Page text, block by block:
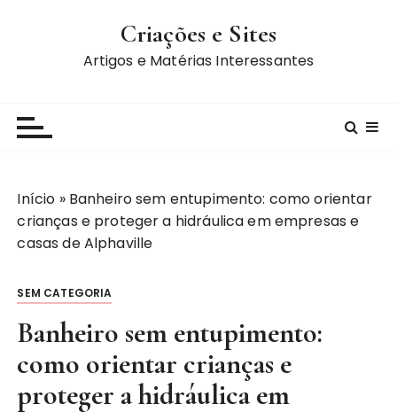
Criações e Sites
Artigos e Matérias Interessantes
Início » Banheiro sem entupimento: como orientar
crianças e proteger a hidráulica em empresas e
casas de Alphaville
SEM CATEGORIA
Banheiro sem entupimento:
como orientar crianças e
proteger a hidráulica em